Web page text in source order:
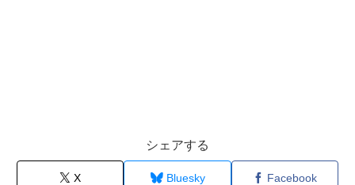
シェアする
X Bluesky Facebook